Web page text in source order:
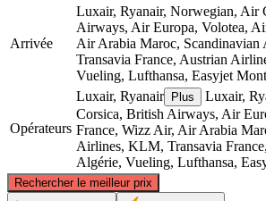
Arrivée
Luxair, Ryanair, Norwegian, Air
Airways, Air Europa, Volotea,
Air Arabia Maroc,
Transavia France, Austrian
Vueling, Lufthansa, Easyjet
Opérateurs
Luxair, Ryanair Plus
Luxair,
Corsica, British Airways, Air
France, Wizz Air, Air Arabia
Airlines, KLM, Transavia
Algérie, Vueling, Lufthansa,
Rechercher le meilleur prix
©CARTO, ©